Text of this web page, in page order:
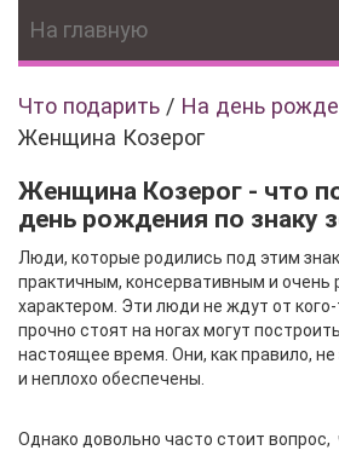
На главную
Что подарить / На день
Женщина Козерог
Женщина Козерог - что
день рождения по знаку
Люди, которые родились под этим
практичным, консервативным и очень
характером. Эти люди не ждут от
прочно стоят на ногах могут
настоящее время. Они, как правило,
и неплохо обеспечены.
Однако довольно часто стоит вопрос,